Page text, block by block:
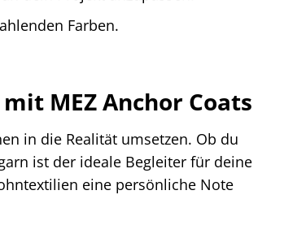
Farben.
MEZ Anchor Coats
in die Realität umsetzen. Ob du
ist der ideale Begleiter für deine
eine persönliche Note